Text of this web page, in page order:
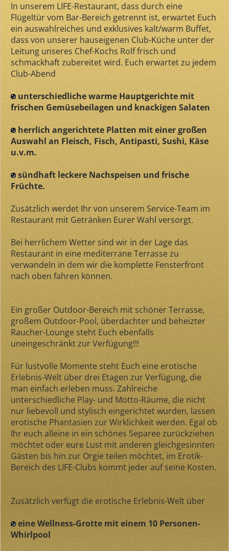
In unserem LIFE-Restaurant, dass durch eine
Flügeltür vom Bar-Bereich getrennt ist, erwartet Euch
ein auswahlreiches und exklusives kalt/warm Buffet,
dass von unserer hauseigenen Club-Küche unter der
Leitung unseres Chef-Kochs Rolf frisch und
schmackhaft zubereitet wird. Euch erwartet zu jedem
Club-Abend
unterschiedliche warme Hauptgerichte mit
frischen Gemüsebeilagen und knackigen Salaten
herrlich angerichtete Platten mit einer großen
Auswahl an Fleisch, Fisch, Antipasti, Sushi, Käse
u.v.m.
sündhaft leckere Nachspeisen und frische
Früchte.
Zusätzlich werdet Ihr von unserem Service-Team im
Restaurant mit Getränken Eurer Wahl versorgt.
Bei herrlichem Wetter sind wir in der Lage das
Restaurant in eine mediterrane Terrasse zu
verwandeln in dem wir die komplette Fensterfront
nach oben fahren können.
Ein großer Outdoor-Bereich mit schöner Terrasse,
großem Outdoor-Pool, überdachter und beheizter
Raucher-Lounge steht Euch ebenfalls
uneingeschränkt zur Verfügung!!!
Für lustvolle Momente steht Euch eine erotische
Erlebnis-Welt über drei Etagen zur Verfügung, die
man einfach erleben muss. Zahlreiche
unterschiedliche Play- und Motto-Räume, die nicht
nur liebevoll und stylisch eingerichtet wurden, lassen
erotische Phantasien zur Wirklichkeit werden. Egal ob
Ihr euch alleine in ein schönes Separee zurückziehen
möchtet oder eure Lust mit anderen gleichgesinnten
Gästen bis hin zur Orgie teilen möchtet, im Erotik-
Bereich des LIFE-Clubs kommt jeder auf seine Kosten.
Zusätzlich verfügt die erotische Erlebnis-Welt über
eine Wellness-Grotte mit einem 10 Personen-
Whirlpool